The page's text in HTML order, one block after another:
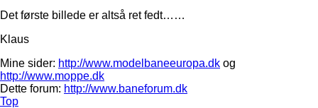
Det første billede er altså ret fedt……
Klaus
Mine sider: http://www.modelbaneeuropa.dk og
http://www.moppe.dk
Dette forum: http://www.baneforum.dk
Top